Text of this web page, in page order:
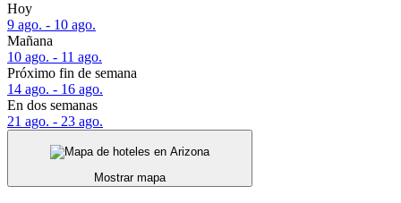
Hoy
9 ago. - 10 ago.
Mañana
10 ago. - 11 ago.
Próximo fin de semana
14 ago. - 16 ago.
En dos semanas
21 ago. - 23 ago.
Mostrar mapa